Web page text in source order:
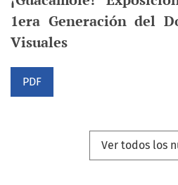
1era Generación del
Visuales
PDF
Ver todos los